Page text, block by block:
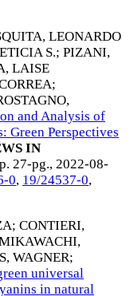
LEONARDO
S.; PIZANI,
LAISE
;
and Analysis of
Green Perspectives
IN
27-pg., 2022-08-
0, 19/24537-0,
; CONTIERI,
WAGNER;
universal
in natural